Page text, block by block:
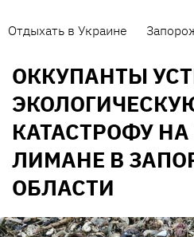
Отдыхать в Украине
ОККУПАНТЫ
КАТАСТРОФУ
ЛИМАНЕ В
ОБЛАСТИ